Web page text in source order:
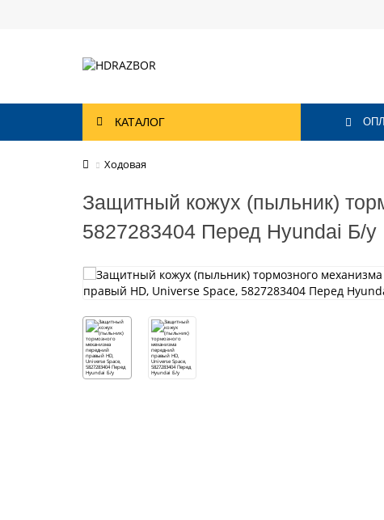
КАТАЛОГ
Ходовая
Защитный кожух (пыльник)
5827283404 Перед Hyundai Б/у